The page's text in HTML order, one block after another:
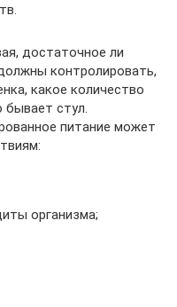
достаточное ли
контролировать,
какое количество
бывает стул.
питание может
организма;